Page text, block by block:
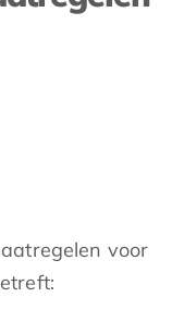
Actueelvoor